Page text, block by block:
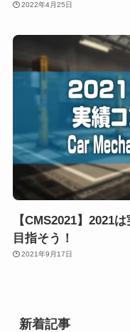
2022年4月25日
【CMS2021】2021
目指そう！
2021年9月17日
新着記事